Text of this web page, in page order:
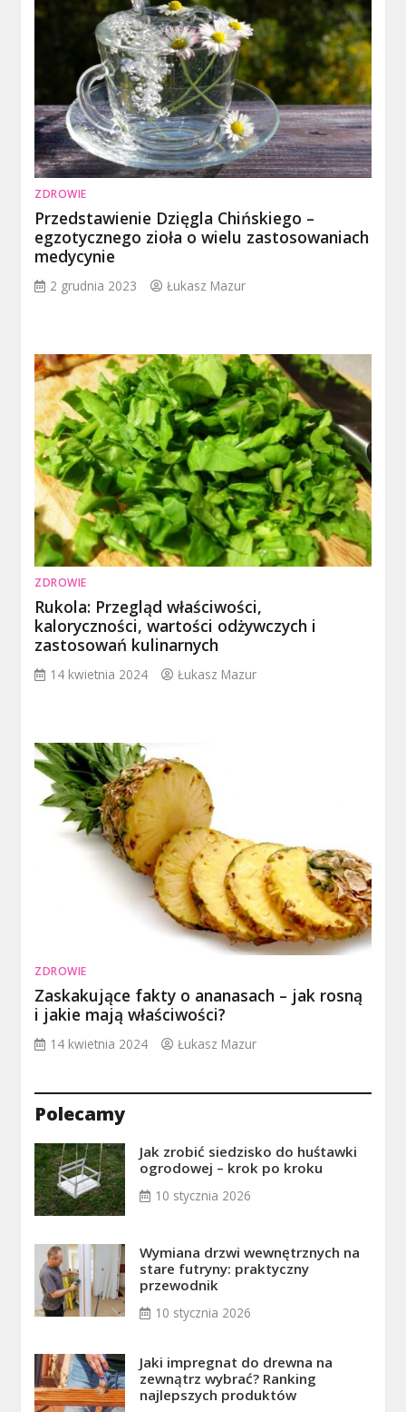
ZDROWIE
Przedstawienie Dzięgla Chińskiego –
egzotycznego zioła o wielu zastosowaniach
medycynie
2 grudnia 2023 Łukasz Mazur
ZDROWIE
Rukola: Przegląd właściwości,
kaloryczności, wartości odżywczych i
zastosowań kulinarnych
14 kwietnia 2024 Łukasz Mazur
ZDROWIE
Zaskakujące fakty o ananasach – jak rosną
i jakie mają właściwości?
14 kwietnia 2024 Łukasz Mazur
Polecamy
Jak zrobić siedzisko do huśtawki
ogrodowej – krok po kroku
10 stycznia 2026
Wymiana drzwi wewnętrznych na
stare futryny: praktyczny
przewodnik
10 stycznia 2026
Jaki impregnat do drewna na
zewnątrz wybrać? Ranking
najlepszych produktów